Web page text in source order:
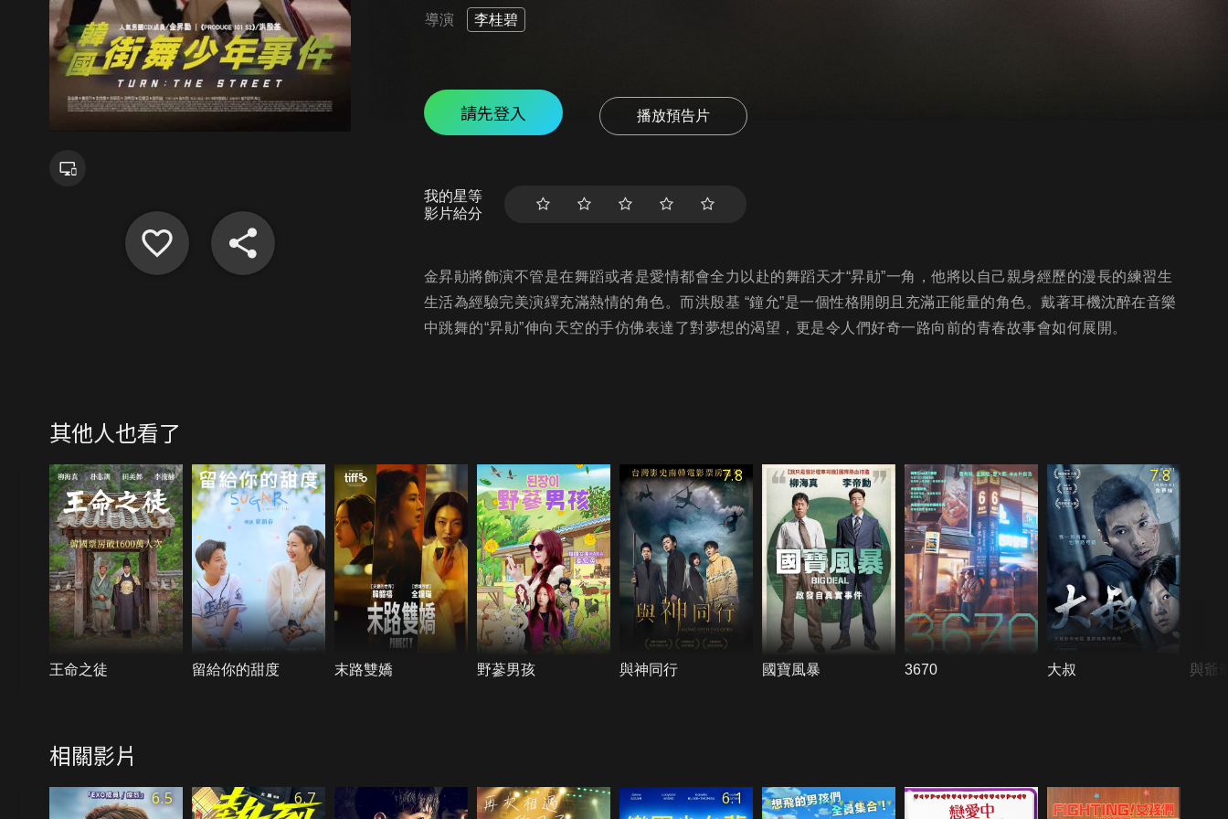
導演 李桂碧
請先登入 播放預告片
我的星等
影片給分
金昇勛將飾演不管是在舞蹈或者是愛情都會全力以赴的舞蹈天才“昇勛”一角，他將以自己親身經歷的漫長的練習生
生活為經驗完美演繹充滿熱情的角色。而洪殷基 “鐘允”是一個性格開朗且充滿正能量的角色。戴著耳機沈醉在音樂
中跳舞的“昇勛”伸向天空的手仿佛表達了對夢想的渴望，更是令人們好奇一路向前的青春故事會如何展開。
其他人也看了
王命之徒 留給你的甜度 末路雙嬌 野蔘男孩
7.8
與神同行 國寶風暴 3670
7.8
大叔 與爺
相關影片
6.5 6.7 6.1